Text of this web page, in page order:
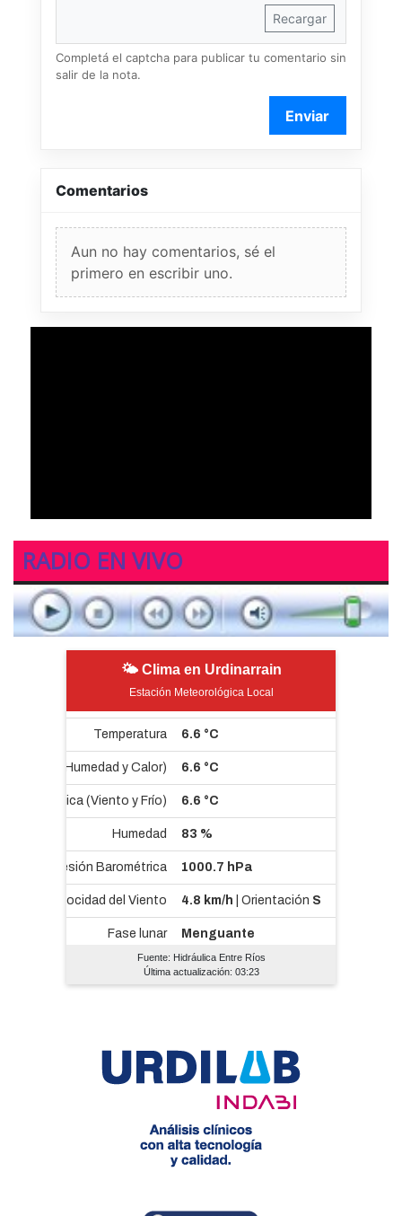
Recargar
Completá el captcha para publicar tu comentario sin
salir de la nota.
Enviar
Comentarios
Aun no hay comentarios, sé el
primero en escribir uno.
RADIO EN VIVO
🌤 Clima en Urdinarrain
Estación Meteorológica Local
Fuente: Hidráulica Entre Ríos
Última actualización: 03:23